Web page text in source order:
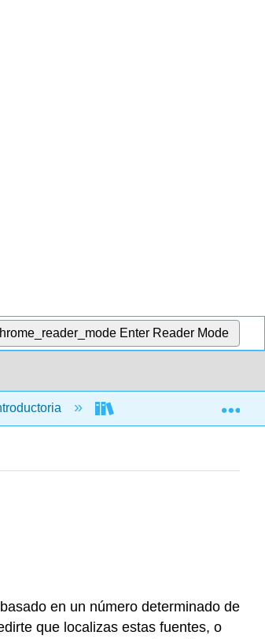
Enter Reader Mode
Argumentos
en un número determinado de
que localizas estas fuentes, o